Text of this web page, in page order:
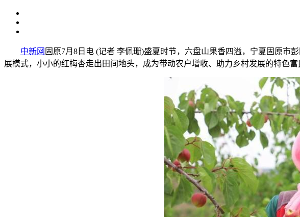
中新网 固原7月8日电 (记者 李佩珊)盛夏时节，六盘山果香四溢，宁夏固原市
展模式，小小的红梅杏走出田间地头，成为带动农户增收、助力乡村发展的特色富